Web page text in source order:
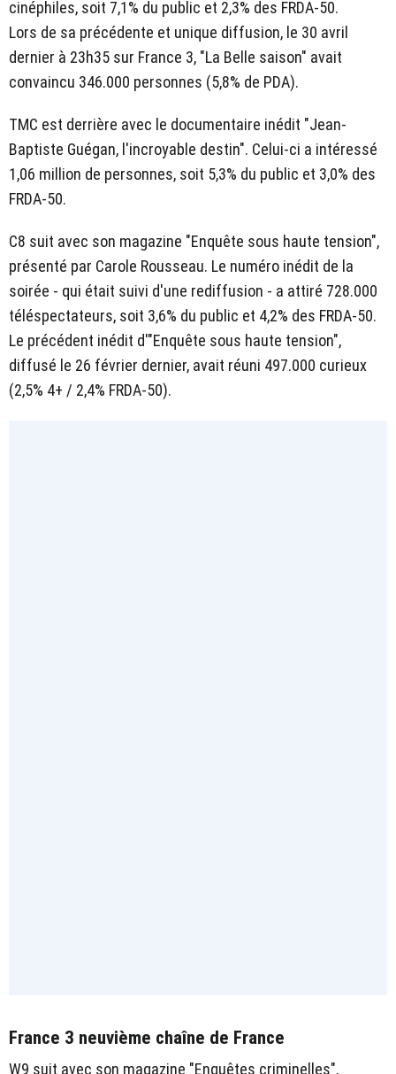
cinéphiles, soit 7,1% du public et 2,3% des FRDA-50.
Lors de sa précédente et unique diffusion, le 30 avril
dernier à 23h35 sur France 3, "La Belle saison" avait
convaincu 346.000 personnes (5,8% de PDA).
TMC est derrière avec le documentaire inédit "Jean-
Baptiste Guégan, l'incroyable destin". Celui-ci a intéressé
1,06 million de personnes, soit 5,3% du public et 3,0% des
FRDA-50.
C8 suit avec son magazine "Enquête sous haute tension",
présenté par Carole Rousseau. Le numéro inédit de la
soirée - qui était suivi d'une rediffusion - a attiré 728.000
téléspectateurs, soit 3,6% du public et 4,2% des FRDA-50.
Le précédent inédit d'"Enquête sous haute tension",
diffusé le 26 février dernier, avait réuni 497.000 curieux
(2,5% 4+ / 2,4% FRDA-50).
France 3 neuvième chaîne de France
W9 suit avec son magazine "Enquêtes criminelles",